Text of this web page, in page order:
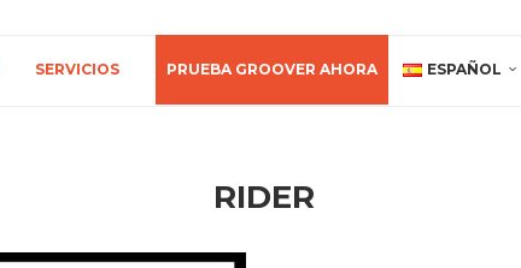
SERVICIOS PRUEBA GROOVER AHORA ESPAÑOL
RIDER